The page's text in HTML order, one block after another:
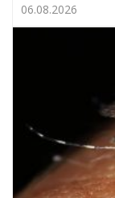
06.08.2026